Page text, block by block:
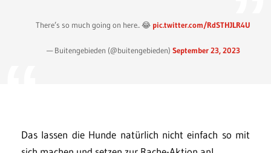
There’s so much going on here.. 😂 pic.twitter.com/RdSTHJLR4U
— Buitengebieden (@buitengebieden) September 23, 2023
Das lassen die Hunde natürlich nicht einfach so mit